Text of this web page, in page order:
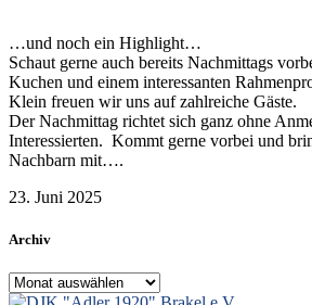
…und noch ein Highlight…
Schaut gerne auch bereits Nachmittags
Kuchen und einem interessanten
Klein freuen wir uns auf zahlreiche Gäste.
Der Nachmittag richtet sich ganz ohne
Interessierten. Kommt gerne vorbei und
Nachbarn mit….
23. Juni 2025
Archiv
Archiv